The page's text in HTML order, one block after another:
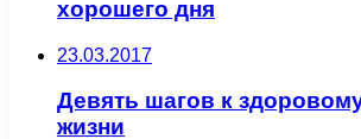
хорошего дня
23.03.2017
Девять шагов к
жизни